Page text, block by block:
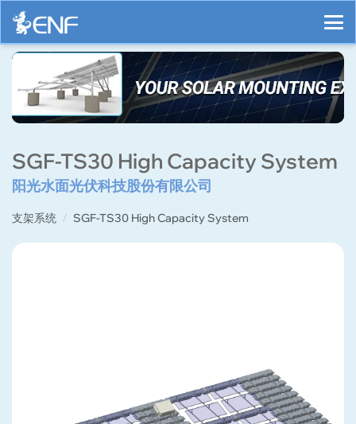
SGF-TS30 High Capacity System
阳光水面光伏科技股份有限公司
支架系统 SGF-TS30 High Capacity System